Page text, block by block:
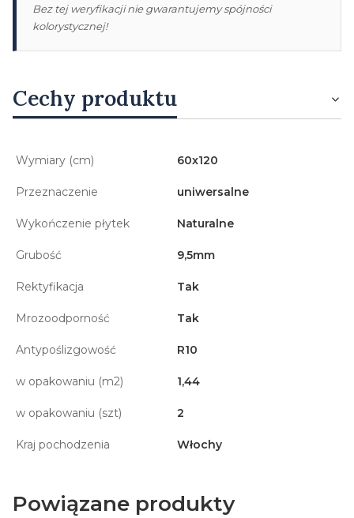
Bez tej weryfikacji nie gwarantujemy spójności
kolorystycznej!
Cechy produktu
Wymiary (cm) 60x120
Przeznaczenie uniwersalne
Wykończenie płytek Naturalne
Grubość 9,5mm
Rektyfikacja Tak
Mrozoodporność Tak
Antypoślizgowość R10
w opakowaniu (m2) 1,44
w opakowaniu (szt) 2
Kraj pochodzenia Włochy
Powiązane produkty